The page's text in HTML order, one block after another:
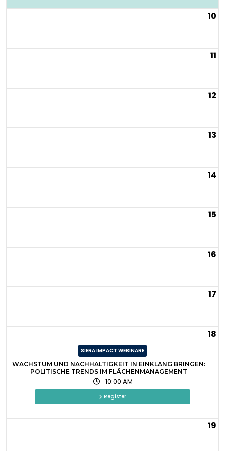
10
11
12
13
14
15
16
17
18
SIERA IMPACT WEBINARE
WACHSTUM UND NACHHALTIGKEIT IN EINKLANG BRINGEN:
POLITISCHE TRENDS IM FLÄCHENMANAGEMENT
10:00 AM
Register
19